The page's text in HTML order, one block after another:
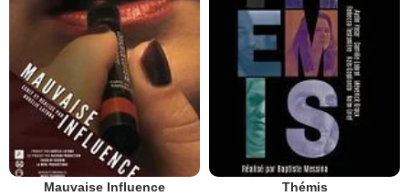
Mauvaise Influence Thémis